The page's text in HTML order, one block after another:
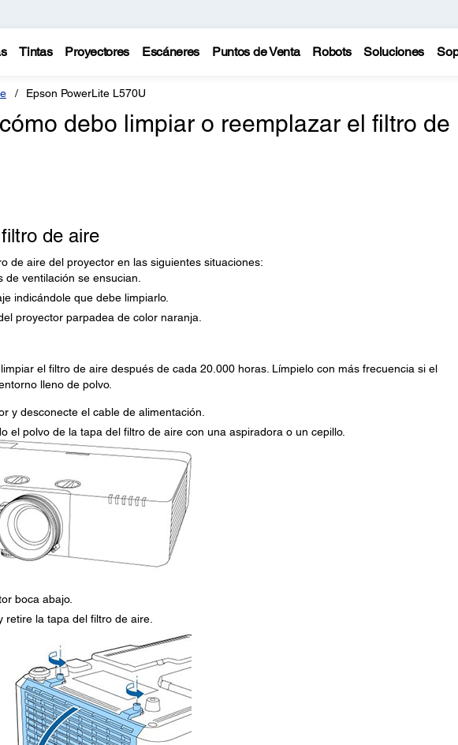
Tintas Proyectores Escáneres Puntos de Venta Robots Soluciones
Epson PowerLite L570U
debo limpiar o reemplazar el filtro de
de aire
de aire del proyector en las siguientes situaciones:
de ventilación se ensucian.
indicándole que debe limpiarlo.
proyector parpadea de color naranja.
el filtro de aire después de cada 20.000 horas. Límpielo con más frecuencia si el
lleno de polvo.
y desconecte el cable de alimentación.
el polvo de la tapa del filtro de aire con una aspiradora o un cepillo.
boca abajo.
retire la tapa del filtro de aire.